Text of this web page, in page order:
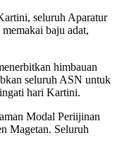
seluruh Aparatur
baju adat,
himbauan
seluruh ASN untuk
hari Kartini.
Modal Periijinan
Magetan. Seluruh